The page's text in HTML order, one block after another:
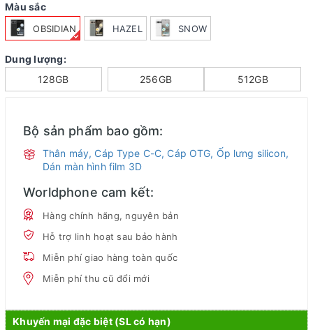
Màu sắc
OBSIDIAN HAZEL SNOW
Dung lượng:
128GB
256GB 512GB
Bộ sản phẩm bao gồm:
Thân máy, Cáp Type C-C, Cáp OTG, Ốp lưng silicon,
Dán màn hình film 3D
Worldphone cam kết:
Hàng chính hãng, nguyên bản
Hỗ trợ linh hoạt sau bảo hành
Miễn phí giao hàng toàn quốc
Miễn phí thu cũ đổi mới
Khuyến mại đặc biệt (SL có hạn)